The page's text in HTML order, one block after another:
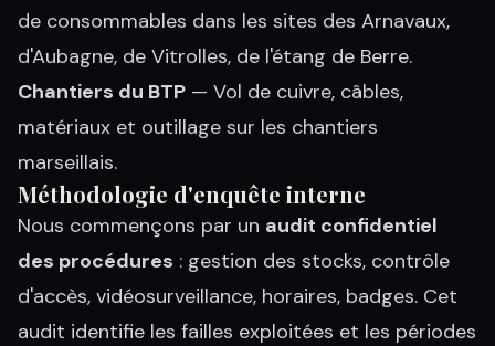
de consommables dans les sites des Arnavaux,
d'Aubagne, de Vitrolles, de l'étang de Berre.
Chantiers du BTP — Vol de cuivre, câbles,
matériaux et outillage sur les chantiers
marseillais.
Méthodologie d'enquête interne
Nous commençons par un audit confidentiel
des procédures : gestion des stocks, contrôle
d'accès, vidéosurveillance, horaires, badges. Cet
audit identifie les failles exploitées et les périodes